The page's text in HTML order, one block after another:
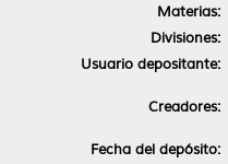
Materias:
Divisiones:
Usuario depositante:
Creadores:
Fecha del depósito: